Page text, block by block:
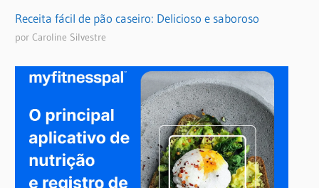
Receita fácil de pão caseiro: Delicioso e saboroso
por Caroline Silvestre